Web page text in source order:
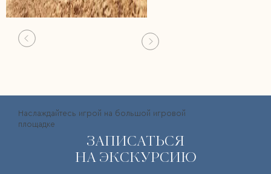
Наслаждайтесь игрой на большой игровой
площадке
ЗАПИСАТЬСЯ
НА ЭКСКУРСИЮ